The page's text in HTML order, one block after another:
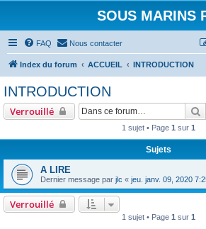
SOUS MARINS
FAQ Nous contacter
Index du forum ACCUEIL INTRODUCTION
INTRODUCTION
Verrouillé
1 sujet • Page 1 sur 1
Sujets
A LIRE
Dernier message par jlc « jeu. janv. 09, 2020
Verrouillé
1 sujet • Page 1 sur 1